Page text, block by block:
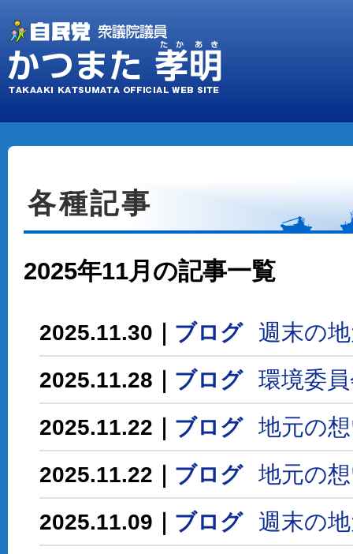
各種記事
2025年11月の記事一覧
2025.11.30｜ ブログ 週末の
2025.11.28｜ ブログ 環境委
2025.11.22｜ ブログ 地元の
2025.11.22｜ ブログ 地元の
2025.11.09｜ ブログ 週末の